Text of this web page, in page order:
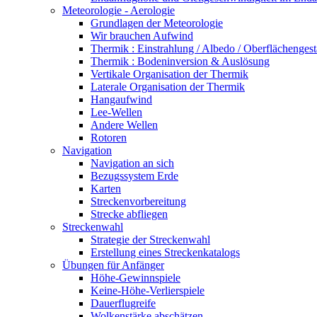
Meteorologie - Aerologie
Grundlagen der Meteorologie
Wir brauchen Aufwind
Thermik : Einstrahlung / Albedo /
Thermik : Bodeninversion & Auslösung
Vertikale Organisation der Thermik
Laterale Organisation der Thermik
Hangaufwind
Lee-Wellen
Andere Wellen
Rotoren
Navigation
Navigation an sich
Bezugssystem Erde
Karten
Streckenvorbereitung
Strecke abfliegen
Streckenwahl
Strategie der Streckenwahl
Erstellung eines Streckenkatalogs
Übungen für Anfänger
Höhe-Gewinnspiele
Keine-Höhe-Verlierspiele
Dauerflugreife